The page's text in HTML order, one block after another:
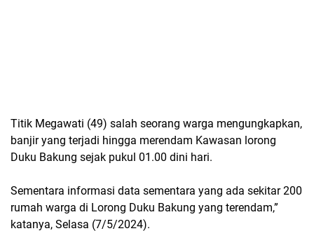
Titik Megawati (49) salah seorang warga mengungkapkan,
banjir yang terjadi hingga merendam Kawasan lorong
Duku Bakung sejak pukul 01.00 dini hari.
Sementara informasi data sementara yang ada sekitar 200
rumah warga di Lorong Duku Bakung yang terendam,”
katanya, Selasa (7/5/2024).